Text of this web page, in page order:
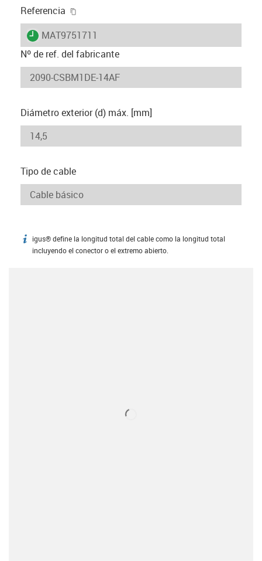
Referencia
igus-icon-lieferzeit
MAT9751711
Nº de ref. del fabricante
Diámetro exterior (d) máx. [mm]
Tipo de cable
igus-icon-info
igus® define la longitud total del cable como la longitud total
incluyendo el conector o el extremo abierto.